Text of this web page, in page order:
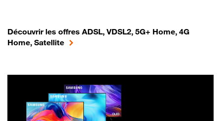
Découvrir les offres ADSL, VDSL2, 5G+ Home, 4G
Home, Satellite